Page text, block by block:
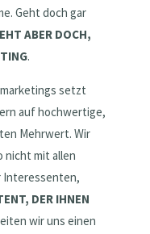
Geht doch gar
ABER DOCH,
.
setzt
auf hochwertige,
Mehrwert. Wir
nicht mit allen
Interessenten,
DER IHNEN
wir uns einen